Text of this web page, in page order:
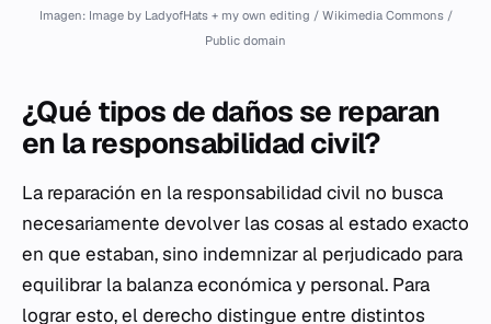
Imagen: Image by LadyofHats + my own editing / Wikimedia Commons /
Public domain
¿Qué tipos de daños se reparan
en la responsabilidad civil?
La reparación en la responsabilidad civil no busca
necesariamente devolver las cosas al estado exacto
en que estaban, sino indemnizar al perjudicado para
equilibrar la balanza económica y personal. Para
lograr esto, el derecho distingue entre distintos